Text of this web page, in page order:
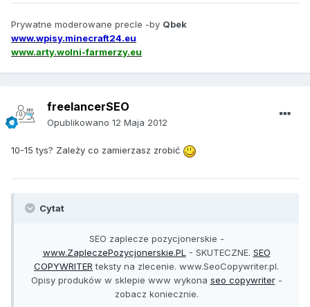
Prywatne moderowane precle -by Qbek
www.wpisy.minecraft24.eu
www.arty.wolni-farmerzy.eu
freelancerSEO
Opublikowano 12 Maja 2012
10-15 tys? Zależy co zamierzasz zrobić
Cytat
SEO zaplecze pozycjonerskie -
www.ZapleczePozycjonerskie.PL- SKUTECZNE. SEO
COPYWRITERteksty na zlecenie. www.SeoCopywriter.pl.
Opisy produków w sklepie www wykona seo copywriter-
zobacz koniecznie.